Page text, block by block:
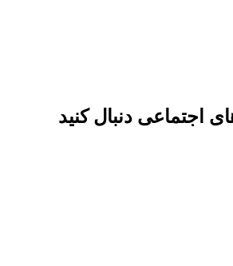
اجتماعی دنبال کنید